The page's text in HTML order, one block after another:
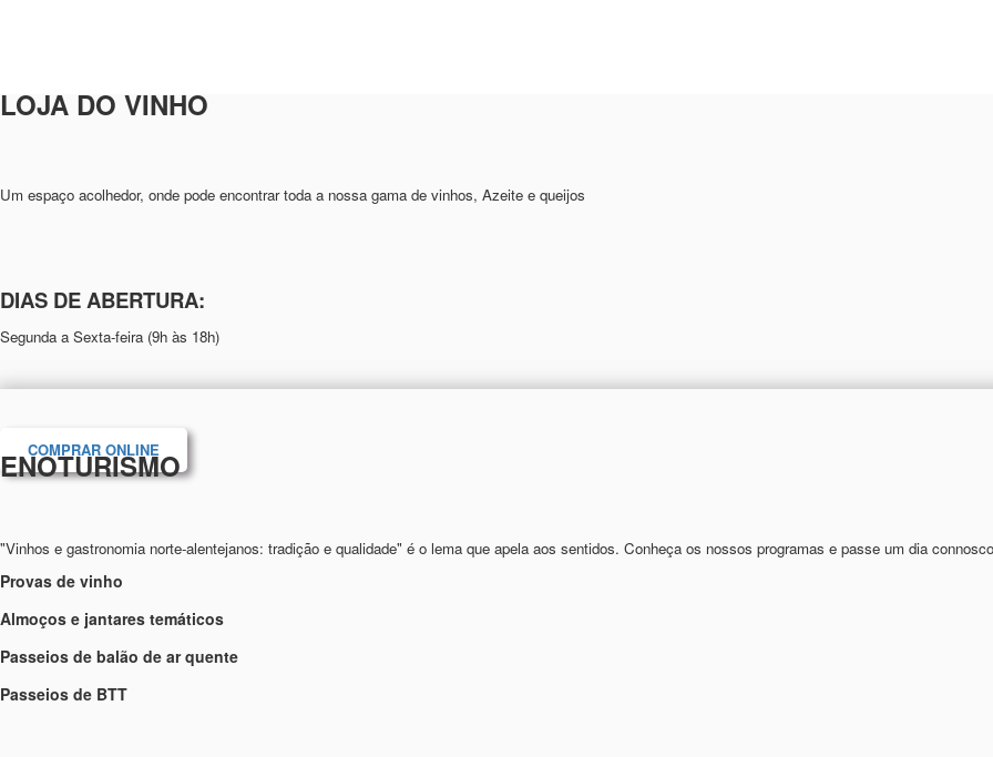
LOJA DO VINHO
Um espaço acolhedor, onde pode encontrar toda a nossa gama de vinhos, Azeite e queijos
DIAS DE ABERTURA:
Segunda a Sexta-feira (9h às 18h)
COMPRAR ONLINE
ENOTURISMO
"Vinhos e gastronomia norte-alentejanos: tradição e qualidade" é o lema que apela aos sentidos. Conheça os nossos programas e passe um dia
Provas de vinho
Almoços e jantares temáticos
Passeios de balão de ar quente
Passeios de BTT